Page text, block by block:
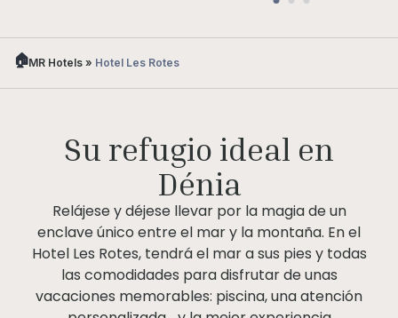
MR Hotels » Hotel Les Rotes
Su refugio ideal en
Dénia
Relájese y déjese llevar por la magia de un
enclave único entre el mar y la montaña. En el
Hotel Les Rotes, tendrá el mar a sus pies y todas
las comodidades para disfrutar de unas
vacaciones memorables: piscina, una atención